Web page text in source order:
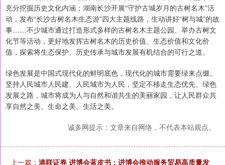
充分挖掘历史文化内涵；湖南长沙开展“守护古城岁月的古树名木”活
动，发布“长沙古树名木生态游”四大主题线路，生动讲好“树与城”的故
事……不少城市通过打造形式多样的古树名木主题公园、举办古树文
化节等活动，更好地发挥古树名木的历史价值、生态价值和文化价
值，探索将生态保护、历史传承与城市发展有机结合的可行之道。
绿色发展是中国式现代化的鲜明底色，现代化的城市需要绿来点缀。
坚持人民城市人民建、人民城市为人民，坚定不移走生态优先、绿色
发展之路，城市将成为人与自然和谐共生的美丽家园，让人民群众共
享自然之美、生命之美、生活之美。
诚多网提示：文章来自网络，不代表本站观点。
上一篇： 港联证券 进博会蓝皮书：进博会推动服务贸易高质量发